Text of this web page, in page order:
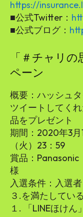
https://
■公式Twitter：
■公式ブログ：
「＃チャリ
ペーン
概要：ハッシュ
ツイートしてく
品をプレゼント
期間：2020年3月
（火）23：59
賞品：
様
入選条件：入選
３.を満たしてい
１. 「LINEほけ